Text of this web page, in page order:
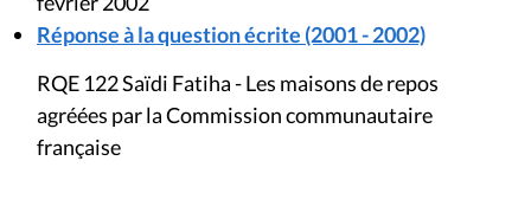
Réponse à la question écrite (2001 - 2002)
RQE 122 Saïdi Fatiha - Les maisons de repos
agréées par la Commission communautaire
française